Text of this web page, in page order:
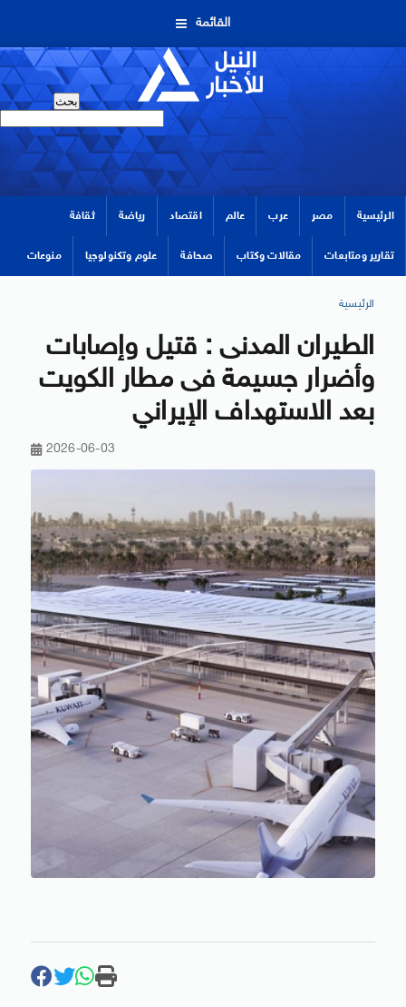
القائمة
الرئيسية مصر عرب عالم اقتصاد رياضة ثقافة
تقارير ومتابعات مقالات وكتاب صحافة علوم وتكنولوجيا منوعات
الرئيسية
الطيران المدنى : قتيل وإصابات
وأضرار جسيمة فى مطار الكويت
بعد الاستهداف الإيراني
2026-06-03